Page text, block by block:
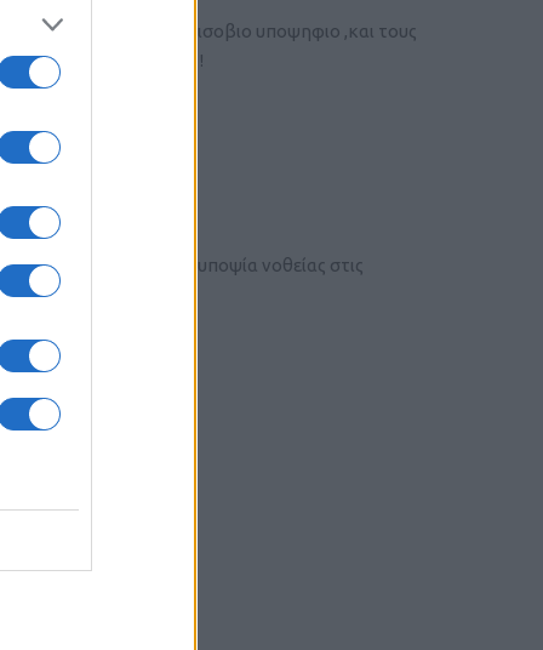
γινονται με εναν ισοβιο υποψηφιο ,και τους
τι λεμε.
!
για να μην υπάρχει υποψία νοθείας στις